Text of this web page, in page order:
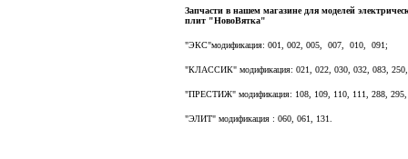
Запчасти в нашем магазине для моделей
плит "НовоВятка"
"ЭКС"модификация: 001, 002, 005, 007, 010, 091;
"КЛАССИК" модификация: 021, 022, 030, 032, 083,
"ПРЕСТИЖ" модификация: 108, 109, 110, 111, 288,
"ЭЛИТ" модификация : 060, 061, 131.